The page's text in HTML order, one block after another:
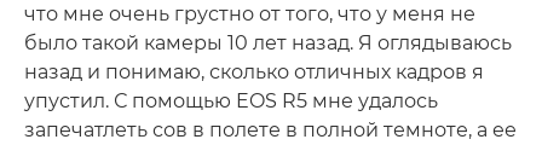
что мне очень грустно от того, что у меня не
было такой камеры 10 лет назад. Я оглядываюсь
назад и понимаю, сколько отличных кадров я
упустил. С помощью EOS R5 мне удалось
запечатлеть сов в полете в полной темноте, а ее